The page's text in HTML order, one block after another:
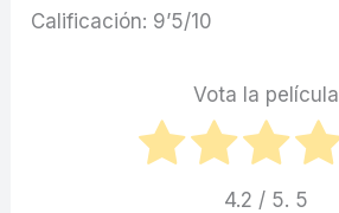
Calificación: 9’5/10
Vota la película
4.2 / 5. 5